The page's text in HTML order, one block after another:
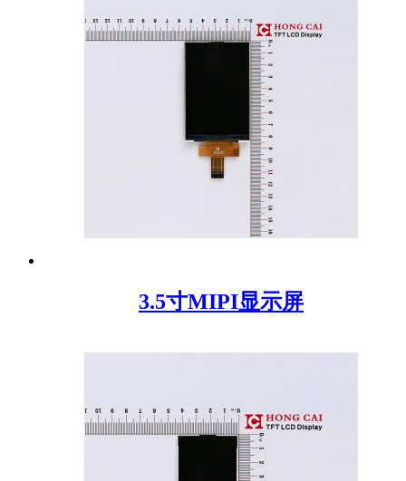
3.5寸MIPI显示屏